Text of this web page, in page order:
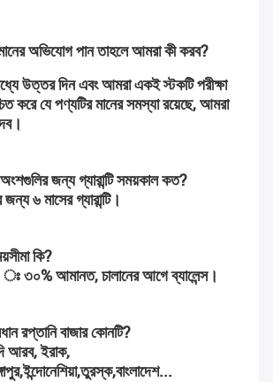
অভিযোগ পান তাহলে আমরা কী করব?
উত্তর দিন এবং আমরা একই স্টকটি পরীক্ষা
করে যে পণ্যটির মানের সমস্যা রয়েছে, আমরা
জন্য গ্যারান্টি সময়কাল কত?
৬ মাসের গ্যারান্টি।
কি?
ঃ ৩০% আমানত, চালানের আগে ব্যালেন্স।
রপ্তানি বাজার কোনটি?
আরব, ইরাক,